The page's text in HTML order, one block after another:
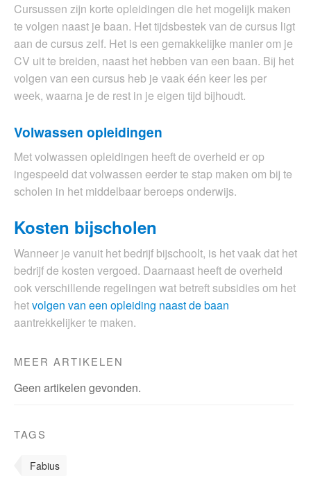
Cursussen zijn korte opleidingen die het mogelijk maken
te volgen naast je baan. Het tijdsbestek van de cursus ligt
aan de cursus zelf. Het is een gemakkelijke manier om je
CV uit te breiden, naast het hebben van een baan. Bij het
volgen van een cursus heb je vaak één keer les per
week, waarna je de rest in je eigen tijd bijhoudt.
Volwassen opleidingen
Met volwassen opleidingen heeft de overheid er op
ingespeeld dat volwassen eerder te stap maken om bij te
scholen in het middelbaar beroeps onderwijs.
Kosten bijscholen
Wanneer je vanuit het bedrijf bijschoolt, is het vaak dat het
bedrijf de kosten vergoed. Daarnaast heeft de overheid
ook verschillende regelingen wat betreft subsidies om het
hetvolgen van een opleiding naast de baan
aantrekkelijker te maken.
MEER ARTIKELEN
Geen artikelen gevonden.
TAGS
Fabius